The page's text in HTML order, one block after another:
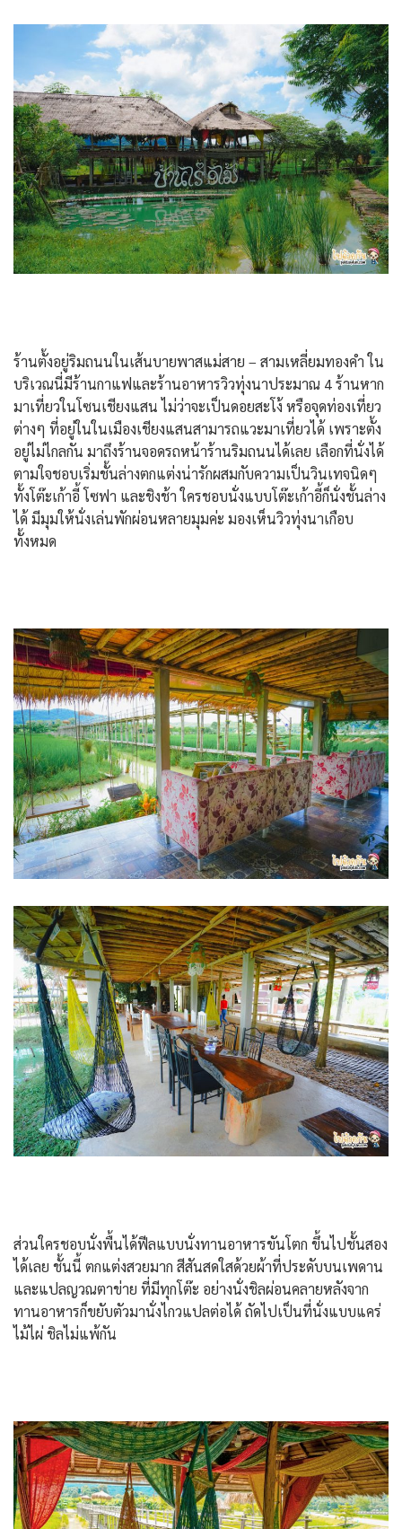
ร้านตั้งอยู่ริมถนนในเส้นบายพาสแม่สาย – สามเหลี่ยมทองคำ ใน
บริเวณนี่มีร้านกาแฟและร้านอาหารวิวทุ่งนาประมาณ 4 ร้านหาก
มาเที่ยวในโซนเชียงแสน ไม่ว่าจะเป็นดอยสะโง้ หรือจุดท่องเที่ยว
ต่างๆ ที่อยู่ในในเมืองเชียงแสนสามารถแวะมาเที่ยวได้ เพราะตั้ง
อยู่ไม่ไกลกัน มาถึงร้านจอดรถหน้าร้านริมถนนได้เลย เลือกที่นั่งได้
ตามใจชอบเริ่มชั้นล่างตกแต่งน่ารักผสมกับความเป็นวินเทจนิดๆ
ทั้งโต๊ะเก้าอี้ โซฟา และชิงช้า ใครชอบนั่งแบบโต๊ะเก้าอี้ก็นั่งชั้นล่าง
ได้ มีมุมให้นั่งเล่นพักผ่อนหลายมุมค่ะ มองเห็นวิวทุ่งนาเกือบ
ทั้งหมด
ส่วนใครชอบนั่งพื้นได้ฟีลแบบนั่งทานอาหารขันโตก ขึ้นไปชั้นสอง
ได้เลย ชั้นนี้ ตกแต่งสวยมาก สีสันสดใสด้วยผ้าที่ประดับบนเพดาน
และแปลญวณตาข่าย ที่มีทุกโต๊ะ อย่างนั่งชิลผ่อนคลายหลังจาก
ทานอาหารก็ขยับตัวมานั่งไกวแปลต่อได้ ถัดไปเป็นที่นั่งแบบแคร่
ไม้ไผ่ ชิลไม่แพ้กัน